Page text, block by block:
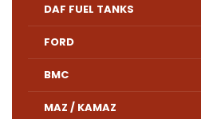
DAF FUEL TANKS
FORD
BMC
MAZ / KAMAZ